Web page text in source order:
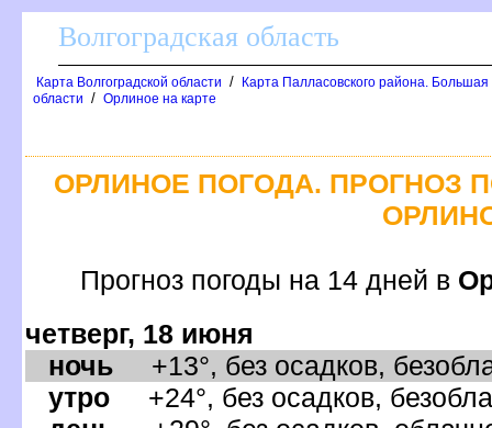
олгоградская область
Карта Волгоградской области /
Карта Палласовского района.
области / Орлиное на карте
ОРЛИНОЕ ПОГОДА. ПРОГНОЗ
Прогноз погоды на 14 дней
четверг, 18 июня
ночь +13°, без осадков,
утро +24°, без осадков,